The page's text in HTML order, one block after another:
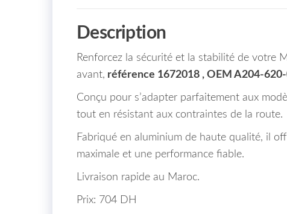
Description
Renforcez la sécurité et la stabilité de votre
avant, référence 1672018 , OEM A204-
Conçu pour s’adapter parfaitement aux
tout en résistant aux contraintes de la route.
Fabriqué en aluminium de haute qualité, il
maximale et une performance fiable.
Livraison rapide au Maroc.
Prix: 704 DH